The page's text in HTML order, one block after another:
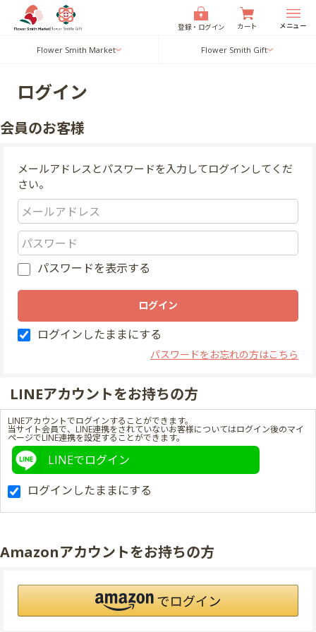
登録・ログイン カート メニュー
Flower Smith Market Flower Smith Gift
ログイン
会員のお客様
メールアドレスとパスワードを入力してログインしてくだ
さい。
パスワードを表示する
ログインしたままにする
パスワードをお忘れの方はこちら
LINEアカウントをお持ちの方
LINEアカウントでログインすることができます。
当サイト会員で、LINE連携をされていないお客様についてはログイン後のマイ
ページでLINE連携を設定することができます。
LINEでログイン
ログインしたままにする
Amazonアカウントをお持ちの方